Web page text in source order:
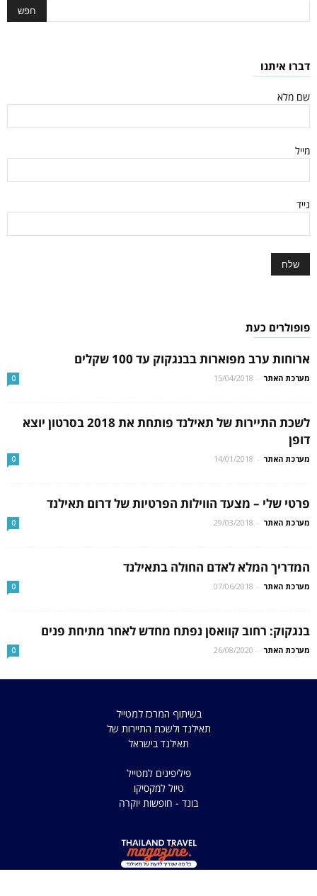
דברו איתנו
שם מלא
מייל
נייד
פופולרים כעת
ארוחות ערב מפוארות בבנגקוק עד 100 שקלים
מערכת האתר -
15/04/2018
0
לשכת התיירות של תאילנד פותחת את 2018 בסרטון יוצא
דופן
מערכת האתר -
14/01/2018
0
פרטי שלי – מצעד הווילות הפרטיות של דרום תאילנד
מערכת האתר -
29/03/2018
0
המדריך המלא לאדם החולה בתאילנד
מערכת האתר -
07/06/2018
0
בנגקוק: רחוב קוואסן נפתח מחדש לאחר מתיחת פנים
מערכת האתר -
26/08/2020
0
בשיתוף המרכז למטייל
תאילנד ולשכת התיירות של
תאילנד בישראל
פיליפינים למטייל
טיול למקסיקו
בונד - חופשות יוקרה